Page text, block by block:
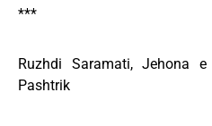
***
Ruzhdi Saramati, Jehona e
Pashtrik